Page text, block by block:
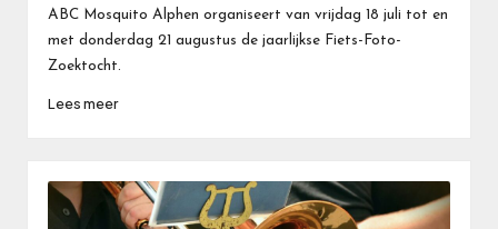
ABC Mosquito Alphen organiseert van vrijdag 18 juli tot en
met donderdag 21 augustus de jaarlijkse Fiets-Foto-
Zoektocht.
Lees meer